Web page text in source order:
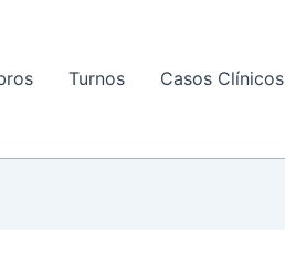
Turnos Casos Clínicos